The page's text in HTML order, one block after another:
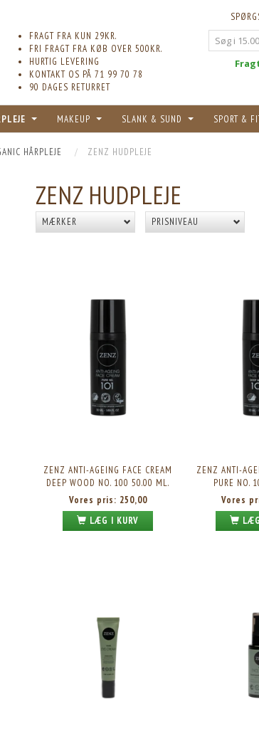
FRAGT FRA KUN 29KR.
FRI FRAGT FRA KØB OVER 500KR.
HURTIG LEVERING
KONTAKT OS PÅ 71 99 70 78
90 DAGES RETURRET
MAKEUP SLANK & SUND SPORT &
HÅRPLEJE ZENZ HUDPLEJE
ZENZ HUDPLEJE
MÆRKER PRISNIVEAU
ZENZ ANTI-AGEING FACE CREAM
DEEP WOOD NO. 100 50.00 ML.
Vores pris: 250,00
LÆG I KURV
ZENZ ANTI-
PURE NO.
Vores